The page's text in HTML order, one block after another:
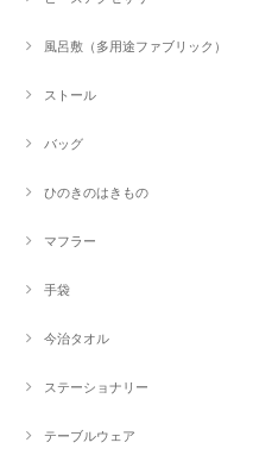
風呂敷（多用途ファブリック）
ストール
バッグ
ひのきのはきもの
マフラー
手袋
今治タオル
ステーショナリー
テーブルウェア